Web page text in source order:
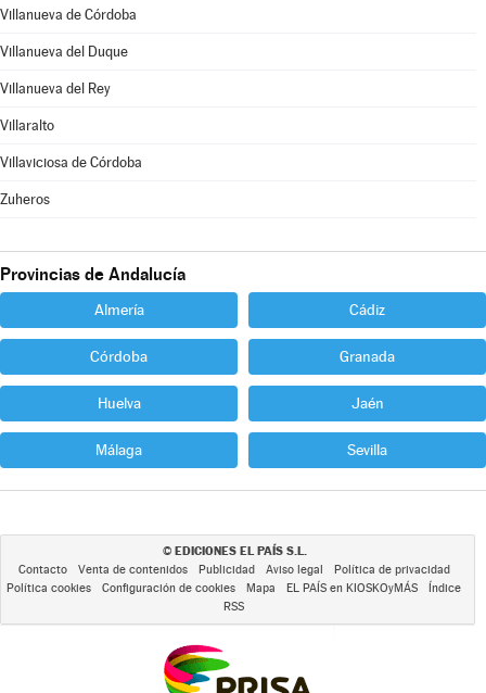
Villanueva de Córdoba
Villanueva del Duque
Villanueva del Rey
Villaralto
Villaviciosa de Córdoba
Zuheros
Provincias de Andalucía
Almería Cádiz
Córdoba Granada
Huelva Jaén
Málaga Sevilla
© EDICIONES EL PAÍS S.L.
Contacto Venta de contenidos Publicidad Aviso legal
Política de privacidad
Política cookies
Configuración de cookies Mapa EL PAÍS en KIOSKOyMÁS
Índice
RSS